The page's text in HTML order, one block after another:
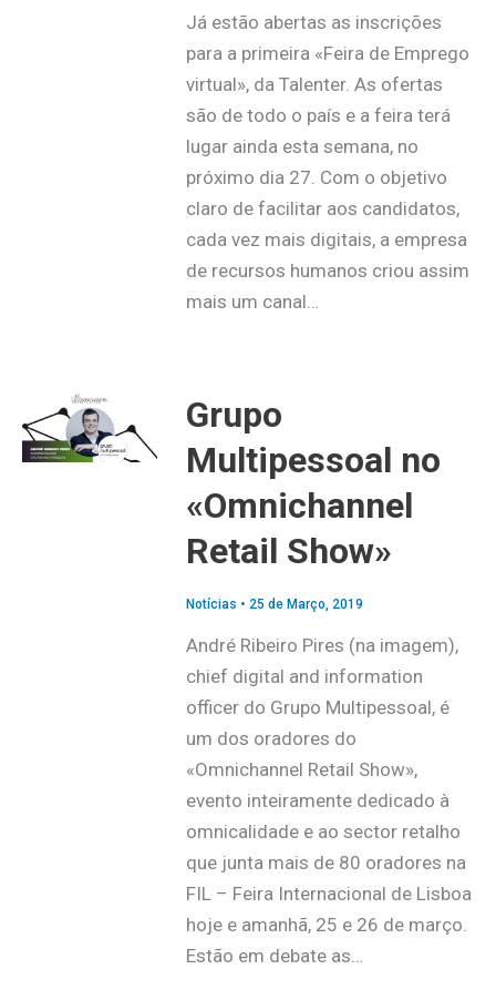
Já estão abertas as inscrições
para a primeira «Feira de Emprego
virtual», da Talenter. As ofertas
são de todo o país e a feira terá
lugar ainda esta semana, no
próximo dia 27. Com o objetivo
claro de facilitar aos candidatos,
cada vez mais digitais, a empresa
de recursos humanos criou assim
mais um canal…
Grupo
Multipessoal no
«Omnichannel
Retail Show»
Notícias • 25 de Março, 2019
André Ribeiro Pires (na imagem),
chief digital and information
officer do Grupo Multipessoal, é
um dos oradores do
«Omnichannel Retail Show»,
evento inteiramente dedicado à
omnicalidade e ao sector retalho
que junta mais de 80 oradores na
FIL – Feira Internacional de Lisboa
hoje e amanhã, 25 e 26 de março.
Estão em debate as…